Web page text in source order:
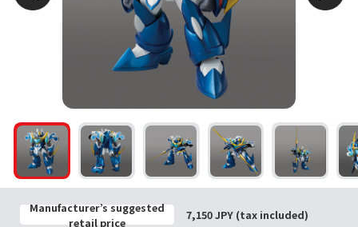
Manufacturer’s suggested
retail price
7,150 JPY (tax included)